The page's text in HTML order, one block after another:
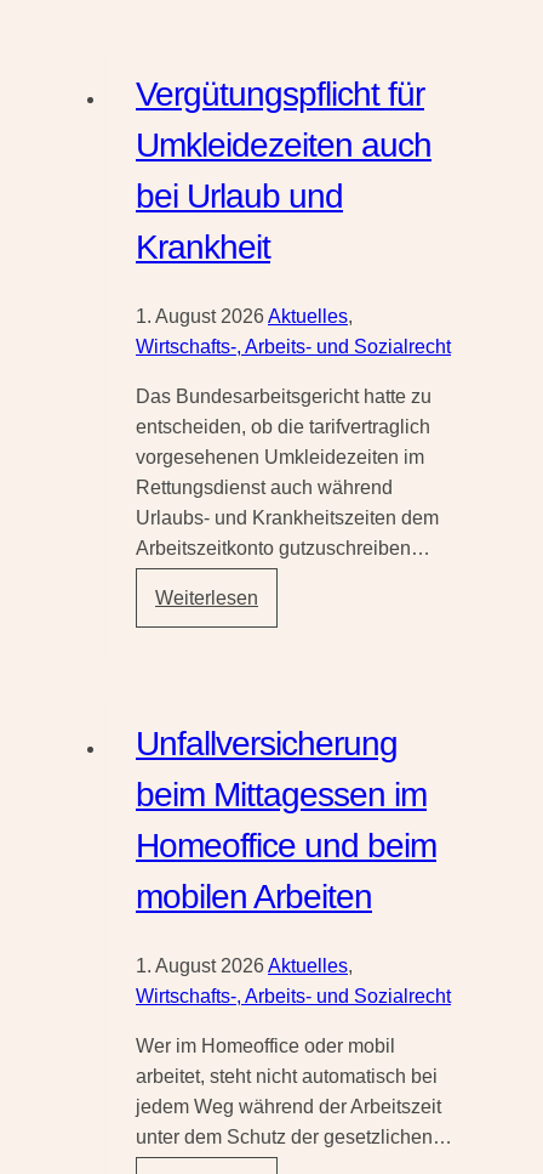
Vergütungspflicht für
Umkleidezeiten auch
bei Urlaub und
Krankheit
1. August 2026Aktuelles,
Wirtschafts-, Arbeits- und Sozialrecht
Das Bundesarbeitsgericht hatte zu
entscheiden, ob die tarifvertraglich
vorgesehenen Umkleidezeiten im
Rettungsdienst auch während
Urlaubs- und Krankheitszeiten dem
Arbeitszeitkonto gutzuschreiben…
Weiterlesen
für
Urlaub
Krankheit
Unfallversicherung
beim Mittagessen im
Homeoffice und beim
mobilen Arbeiten
1. August 2026Aktuelles,
Wirtschafts-, Arbeits- und Sozialrecht
Wer im Homeoffice oder mobil
arbeitet, steht nicht automatisch bei
jedem Weg während der Arbeitszeit
unter dem Schutz der gesetzlichen…